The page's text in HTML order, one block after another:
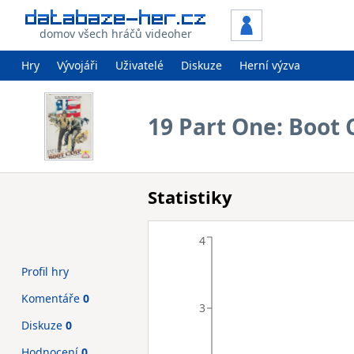
domov všech hráčů videoher
Hry Vývojáři Uživatelé Diskuze Herní výzva
19 Part One: Boot
Statistiky
3
4
Profil hry
Komentáře 0
Diskuze 0